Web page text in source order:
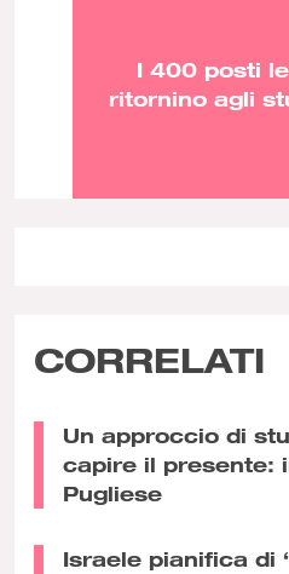
I 400 posti
ritornino agli
a Tajani
CORRELATI
Un approccio di
capire il presente:
Pugliese
Israele pianifica di